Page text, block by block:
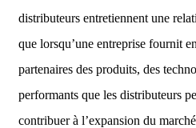
distributeurs entretiennent une
que lorsqu’une entreprise fournit
partenaires des produits, des
performants que les distributeurs
contribuer à l’expansion du